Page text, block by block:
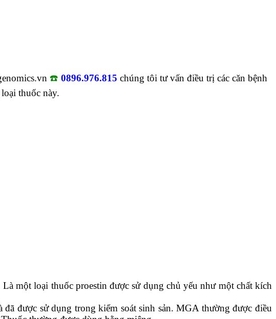
☎️ 0896.976.815 chúng tôi tư vấn điều trị các căn bệnh
thuốc này.
một loại thuốc proestin được sử dụng chủ yếu như một chất kích
được sử dụng trong kiểm soát sinh sản. MGA thường được điều